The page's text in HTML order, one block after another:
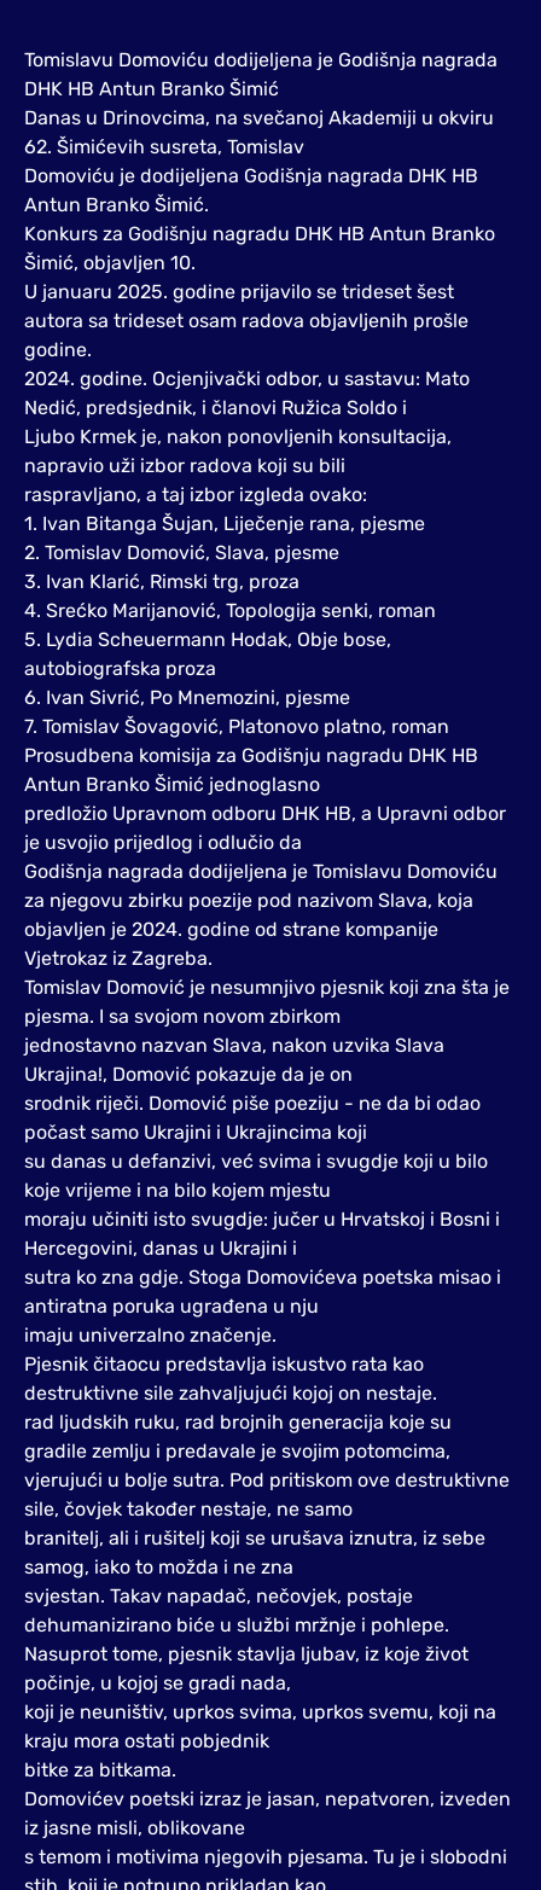
Tomislavu Domoviću dodijeljena je Godišnja nagrada
DHK HB Antun Branko Šimić
Danas u Drinovcima, na svečanoj Akademiji u okviru
62. Šimićevih susreta, Tomislav
Domoviću je dodijeljena Godišnja nagrada DHK HB
Antun Branko Šimić.
Konkurs za Godišnju nagradu DHK HB Antun Branko
Šimić, objavljen 10.
U januaru 2025. godine prijavilo se trideset šest
autora sa trideset osam radova objavljenih prošle
godine.
2024. godine. Ocjenjivački odbor, u sastavu: Mato
Nedić, predsjednik, i članovi Ružica Soldo i
Ljubo Krmek je, nakon ponovljenih konsultacija,
napravio uži izbor radova koji su bili
raspravljano, a taj izbor izgleda ovako:
1. Ivan Bitanga Šujan, Liječenje rana, pjesme
2. Tomislav Domović, Slava, pjesme
3. Ivan Klarić, Rimski trg, proza
4. Srećko Marijanović, Topologija senki, roman
5. Lydia Scheuermann Hodak, Obje bose,
autobiografska proza
6. Ivan Sivrić, Po Mnemozini, pjesme
7. Tomislav Šovagović, Platonovo platno, roman
Prosudbena komisija za Godišnju nagradu DHK HB
Antun Branko Šimić jednoglasno
predložio Upravnom odboru DHK HB, a Upravni odbor
je usvojio prijedlog i odlučio da
Godišnja nagrada dodijeljena je Tomislavu Domoviću
za njegovu zbirku poezije pod nazivom Slava, koja
objavljen je 2024. godine od strane kompanije
Vjetrokaz iz Zagreba.
Tomislav Domović je nesumnjivo pjesnik koji zna šta je
pjesma. I sa svojom novom zbirkom
jednostavno nazvan Slava, nakon uzvika Slava
Ukrajina!, Domović pokazuje da je on
srodnik riječi. Domović piše poeziju - ne da bi odao
počast samo Ukrajini i Ukrajincima koji
su danas u defanzivi, već svima i svugdje koji u bilo
koje vrijeme i na bilo kojem mjestu
moraju učiniti isto svugdje: jučer u Hrvatskoj i Bosni i
Hercegovini, danas u Ukrajini i
sutra ko zna gdje. Stoga Domovićeva poetska misao i
antiratna poruka ugrađena u nju
imaju univerzalno značenje.
Pjesnik čitaocu predstavlja iskustvo rata kao
destruktivne sile zahvaljujući kojoj on nestaje.
rad ljudskih ruku, rad brojnih generacija koje su
gradile zemlju i predavale je svojim potomcima,
vjerujući u bolje sutra. Pod pritiskom ove destruktivne
sile, čovjek također nestaje, ne samo
branitelj, ali i rušitelj koji se urušava iznutra, iz sebe
samog, iako to možda i ne zna
svjestan. Takav napadač, nečovjek, postaje
dehumanizirano biće u službi mržnje i pohlepe.
Nasuprot tome, pjesnik stavlja ljubav, iz koje život
počinje, u kojoj se gradi nada,
koji je neuništiv, uprkos svima, uprkos svemu, koji na
kraju mora ostati pobjednik
bitke za bitkama.
Domovićev poetski izraz je jasan, nepatvoren, izveden
iz jasne misli, oblikovane
s temom i motivima njegovih pjesama. Tu je i slobodni